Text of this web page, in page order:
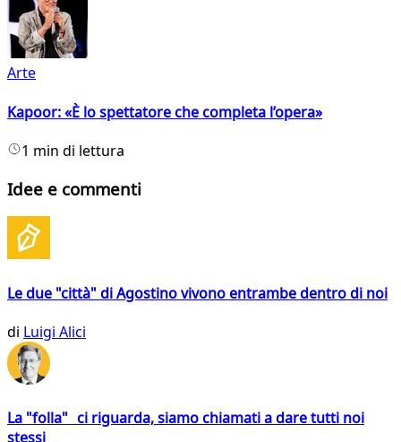
Arte
Kapoor: «È lo spettatore che completa l’opera»
1 min di lettura
Idee e commenti
Le due "città" di Agostino vivono entrambe dentro di noi
di Luigi Alici
La "folla" ci riguarda, siamo chiamati a dare tutti noi
stessi